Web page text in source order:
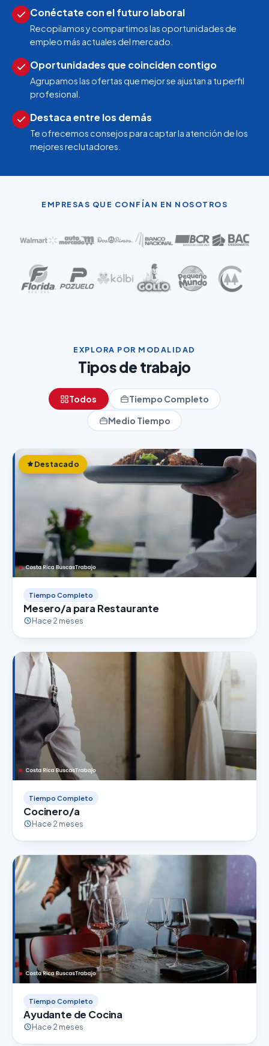
Conéctate con el futuro laboral
Recopilamos y compartimos las oportunidades de
empleo más actuales del mercado.
Oportunidades que coinciden contigo
Agrupamos las ofertas que mejor se ajustan a tu perfil
profesional.
Destaca entre los demás
Te ofrecemos consejos para captar la atención de los
mejores reclutadores.
EMPRESAS QUE CONFÍAN EN NOSOTROS
EXPLORA POR MODALIDAD
Tipos de trabajo
Todos
Tiempo Completo
Medio Tiempo
Destacado
Tiempo Completo
Mesero/a para Restaurante
Hace 2 meses
Tiempo Completo
Cocinero/a
Hace 2 meses
Tiempo Completo
Ayudante de Cocina
Hace 2 meses